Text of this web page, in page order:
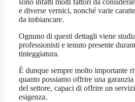
sono infatti molti fattori da
e diverse vernici, nonché varie
da imbiancare.
Ognuno di questi dettagli viene
professionisti e tenuto presente
tinteggiatura.
È dunque sempre molto importante
quanto possiamo offrire una
del settore, capaci di offrire un
esigenza.